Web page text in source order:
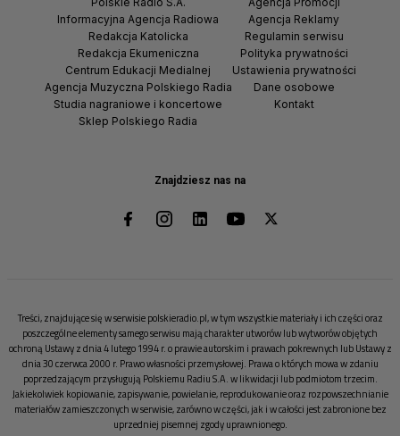
Znajdziesz nas na
Informacyjna Agencja Radiowa
Redakcja Katolicka
Redakcja Ekumeniczna
Centrum Edukacji Medialnej
Agencja Muzyczna Polskiego Radia
Studia nagraniowe i koncertowe
Sklep Polskiego Radia
Agencja Reklamy
Regulamin serwisu
Polityka prywatności
Ustawienia prywatności
Dane osobowe
Kontakt
Treści, znajdujące się w serwisie polskieradio.pl, w tym wszystkie materiały i ich części oraz
poszczególne elementy samego serwisu mają charakter utworów lub wytworów objętych
ochroną Ustawy z dnia 4 lutego 1994 r. o prawie autorskim i prawach pokrewnych lub Ustawy z
dnia 30 czerwca 2000 r. Prawo własności przemysłowej. Prawa o których mowa w zdaniu
poprzedzającym przysługują Polskiemu Radiu S.A. w likwidacji lub podmiotom trzecim.
Jakiekolwiek kopiowanie, zapisywanie, powielanie, reprodukowanie oraz rozpowszechnianie
materiałów zamieszczonych w serwisie, zarówno w części, jak i w całości jest zabronione bez
uprzedniej pisemnej zgody uprawnionego.